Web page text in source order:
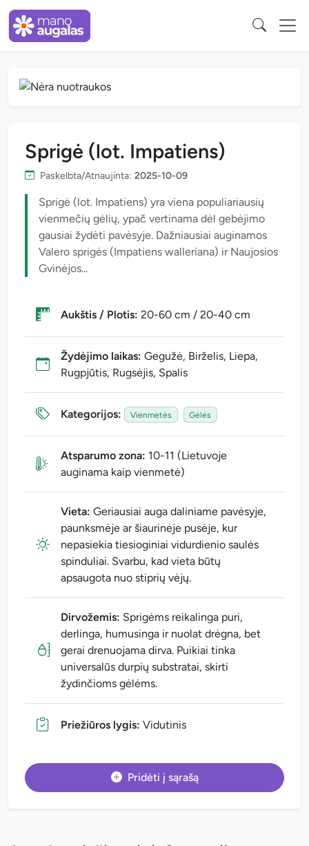
Sprigė (lot. Impatiens)
Paskelbta/Atnaujinta: 2025-10-09
Sprigė (lot. Impatiens) yra viena populiariausių
vienmečių gėlių, ypač vertinama dėl gebėjimo
gausiai žydėti pavėsyje. Dažniausiai auginamos
Valero sprigės (Impatiens walleriana) ir Naujosios
Gvinėjos...
Aukštis / Plotis: 20-60 cm / 20-40 cm
Žydėjimo laikas: Gegužė, Birželis, Liepa,
Rugpjūtis, Rugsėjis, Spalis
Kategorijos: Vienmetės Gėlės
Atsparumo zona: 10-11 (Lietuvoje
auginama kaip vienmetė)
Vieta: Geriausiai auga daliniame pavėsyje,
paunksmėje ar šiaurinėje pusėje, kur
nepasiekia tiesioginiai vidurdienio saulės
spinduliai. Svarbu, kad vieta būtų
apsaugota nuo stiprių vėjų.
Dirvožemis: Sprigėms reikalinga puri,
derlinga, humusinga ir nuolat drėgna, bet
gerai drenuojama dirva. Puikiai tinka
universalūs durpių substratai, skirti
žydinčioms gėlėms.
Priežiūros lygis: Vidutinis
Pridėti į sąrašą